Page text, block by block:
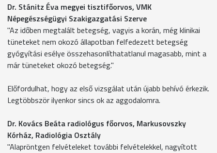
Dr. Stánitz Éva megyei tisztifőorvos, VMK
Népegészségügyi Szakigazgatási Szerve
"Az időben megtalált betegség, vagyis a korán, még klinikai
tüneteket nem okozó állapotban felfedezett betegség
gyógyítási esélye összehasonlíthatatlanul magasabb, mint a
már tüneteket okozó betegség."
Előfordulhat, hogy az első vizsgálat után újabb behívó érkezik.
Legtöbbször ilyenkor sincs ok az aggodalomra.
Dr. Kovács Beáta radiológus főorvos, Markusovszky
Kórház, Radiológia Osztály
"Alapröntgen felvételeket további felvételekkel, nagyított